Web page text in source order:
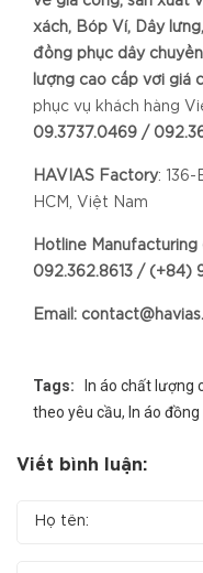
xách, Bóp Ví, Dây
đồng phục dây
lượng cao cấp với giá
phục vụ khách hàng
09.3737.0469 /
HAVIAS Factory: 136-
HCM, Việt Nam
Hotline
092.362.8613 / (+84)
Email:
Tags: In áo chất lượng
theo yêu cầu, In áo
Viết bình luận: